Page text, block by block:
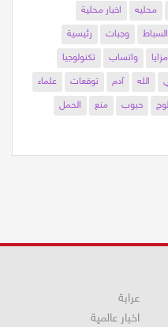
محليه
اخبار محلية
السباط وجبات
رئيسية
مزايا واتساب
تكنولوجيا
الله آدم توقعات
علماء
حبوب منع
الحمل
عرابة
اخبار عالمية